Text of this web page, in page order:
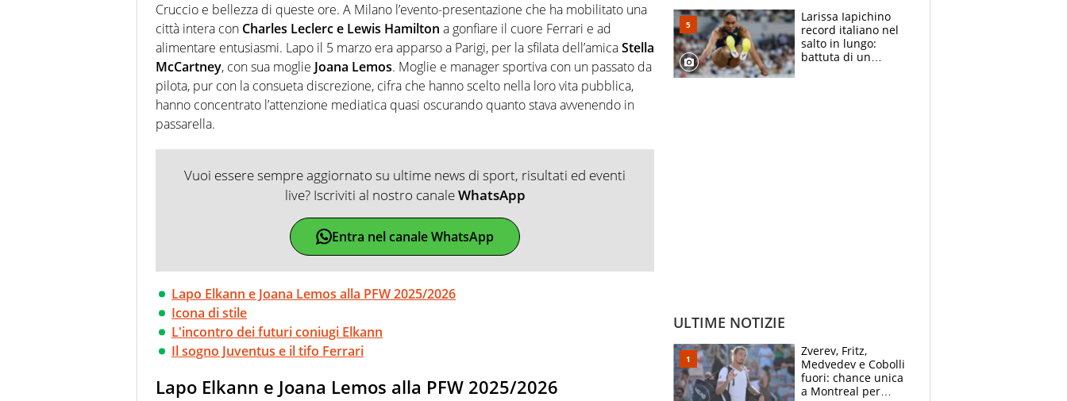
Cruccio e bellezza di queste ore. A Milano l’evento-presentazione che ha mobilitato una
città intera con Charles Leclerc e Lewis Hamilton a gonfiare il cuore Ferrari e ad
alimentare entusiasmi. Lapo il 5 marzo era apparso a Parigi, per la sfilata dell’amicaStella
McCartney, con sua moglie Joana Lemos. Moglie e manager sportiva con un passato da
pilota, pur con la consueta discrezione, cifra che hanno scelto nella loro vita pubblica,
hanno concentrato l’attenzione mediatica quasi oscurando quanto stava avvenendo in
passarella.
Vuoi essere sempre aggiornato su ultime news di sport, risultati ed eventi
live? Iscriviti al nostro canaleWhatsApp
Entra nel canale WhatsApp
Lapo Elkann e Joana Lemos alla PFW 2025/2026
Icona di stile
L'incontro dei futuri coniugi Elkann
Il sogno Juventus e il tifo Ferrari
Lapo Elkann e Joana Lemos alla PFW 2025/2026
rischio da evitare
Larissa Iapichino
record italiano nel
salto in lungo:
battuta di un
ULTIME NOTIZIE
Zverev, Fritz,
Medvedev e Cobolli
fuori: chance unica
a Montreal per